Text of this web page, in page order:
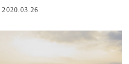
2020.03.26